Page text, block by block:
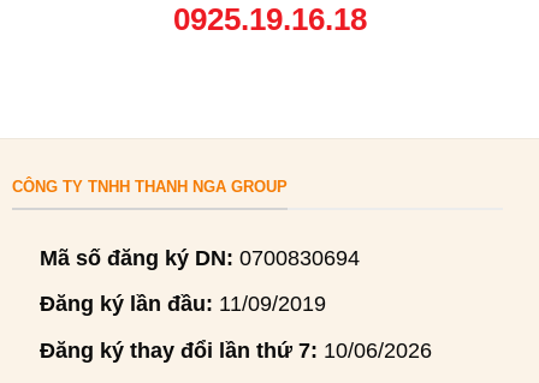
0925.19.16.18
CÔNG TY TNHH THANH NGA GROUP
Mã số đăng ký DN: 0700830694
Đăng ký lần đầu: 11/09/2019
Đăng ký thay đổi lần thứ 7: 10/06/2026